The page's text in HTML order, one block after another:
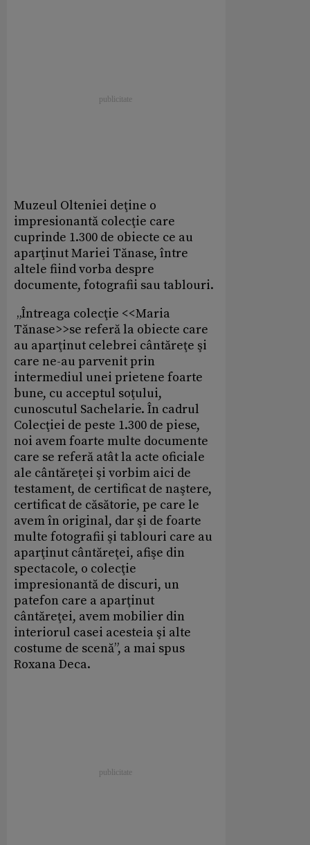
Muzeul Olteniei deţine o
impresionantă colecţie care
cuprinde 1.300 de obiecte ce au
aparţinut Mariei Tănase, între
altele fiind vorba despre
documente, fotografii sau tablouri.
„Întreaga colecţie <<Maria
Tănase>>se referă la obiecte care
au aparţinut celebrei cântăreţe şi
care ne-au parvenit prin
intermediul unei prietene foarte
bune, cu acceptul soţului,
cunoscutul Sachelarie. În cadrul
Colecţiei de peste 1.300 de piese,
noi avem foarte multe documente
care se referă atât la acte oficiale
ale cântăreţei şi vorbim aici de
testament, de certificat de naştere,
certificat de căsătorie, pe care le
avem în original, dar şi de foarte
multe fotografii şi tablouri care au
aparţinut cântăreţei, afişe din
spectacole, o colecţie
impresionantă de discuri, un
patefon care a aparţinut
cântăreţei, avem mobilier din
interiorul casei acesteia şi alte
costume de scenă”, a mai spus
Roxana Deca.